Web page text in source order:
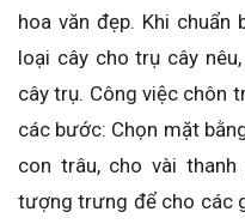
hoa văn đẹp. Khi chuẩn
loại cây cho trụ cây
cây trụ. Công việc chôn
các bước: Chọn mặt
con trâu, cho vài
tượng trưng để cho các